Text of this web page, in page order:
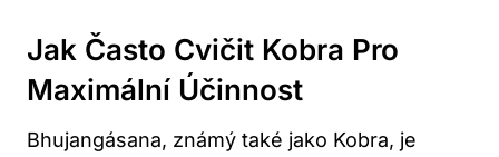
Jak Často Cvičit Kobra Pro
Maximální Účinnost
Bhujangásana, známý také jako Kobra, je